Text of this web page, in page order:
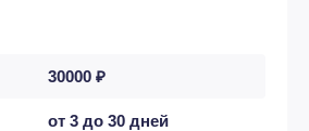
30000 ₽
от 3 до 30 дней